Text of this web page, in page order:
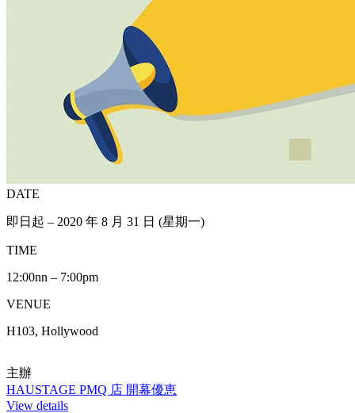
DATE
即日起 – 2020 年 8 月 31 日 (星期一)
TIME
12:00nn – 7:00pm
VENUE
H103, Hollywood
主辦
HAUSTAGE PMQ 店 開幕優恵
View details